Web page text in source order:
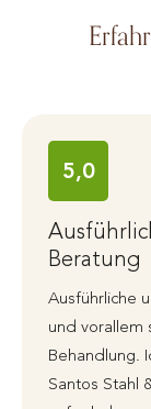
5,0
Beratung
Ausführliche
und vorallem
Behandlung.
Santos Stahl